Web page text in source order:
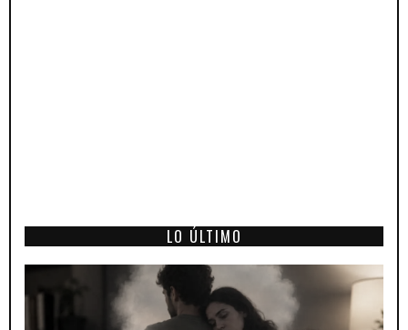
LO ÚLTIMO